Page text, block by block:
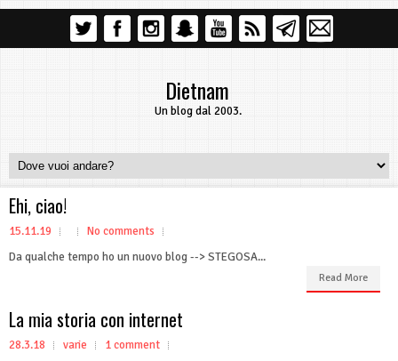
Dietnam
Un blog dal 2003.
Ehi, ciao!
15.11.19
No comments
Da qualche tempo ho un nuovo blog --> STEGOSA...
Read More
La mia storia con internet
28.3.18 varie
1 comment